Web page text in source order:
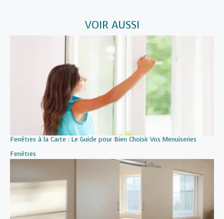
VOIR AUSSI
Fenêtres à la Carte : Le Guide pour Bien Choisir Vos Menuiseries
Par rapport à
Fenêtres